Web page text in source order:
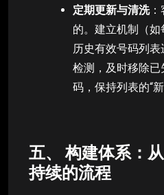
定期更新与清洗：
的。建立机制（
历史有效号码列
检测，及时移除
码，保持列表的“新
五、 构建体系：
持续的流程